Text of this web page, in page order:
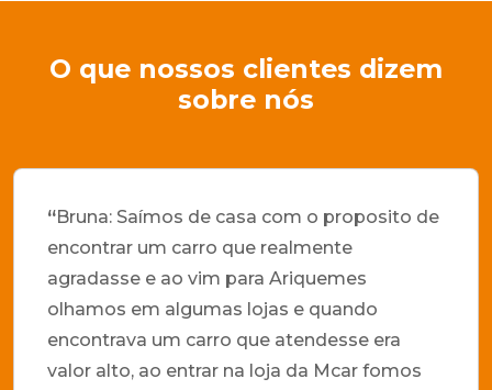
O que nossos clientes dizem
sobre nós
“Bruna: Saímos de casa com o proposito de
encontrar um carro que realmente
agradasse e ao vim para Ariquemes
olhamos em algumas lojas e quando
encontrava um carro que atendesse era
valor alto, ao entrar na loja da Mcar fomos